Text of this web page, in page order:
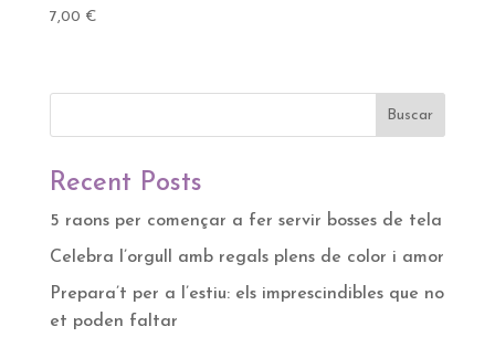
7,00 €
Buscar
Recent Posts
5 raons per començar a fer servir bosses de tela
Celebra l’orgull amb regals plens de color i amor
Prepara’t per a l’estiu: els imprescindibles que no
et poden faltar